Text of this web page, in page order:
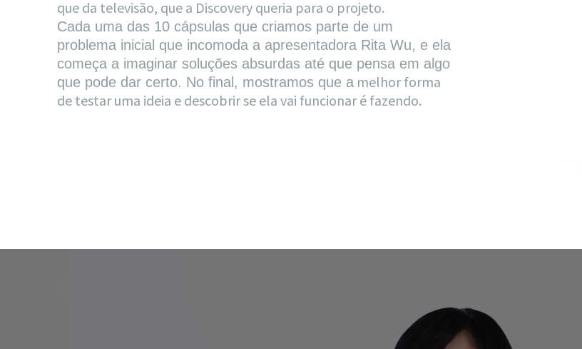
que da televisão, que a Discovery queria para o projeto.
Cada uma das 10 cápsulas que criamos parte de um
problema inicial que incomoda a apresentadora Rita Wu, e ela
começa a imaginar soluções absurdas até que pensa em algo
que pode dar certo. No final, mostramos que a melhor forma
de testar uma ideia e descobrir se ela vai funcionar é fazendo.